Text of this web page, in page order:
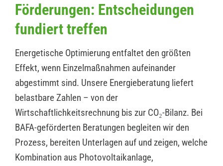
Förderungen: Entscheidungen
fundiert treffen
Energetische Optimierung entfaltet den größten
Effekt, wenn Einzelmaßnahmen aufeinander
abgestimmt sind. Unsere Energieberatung liefert
belastbare Zahlen – von der
Wirtschaftlichkeitsrechnung bis zur CO₂-Bilanz. Bei
BAFA-geförderten Beratungen begleiten wir den
Prozess, bereiten Unterlagen auf und zeigen, welche
Kombination aus Photovoltaikanlage,